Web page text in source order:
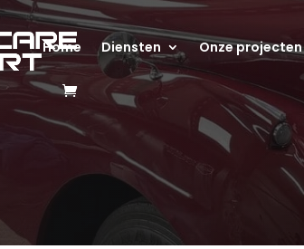
Home Diensten Onze projecten